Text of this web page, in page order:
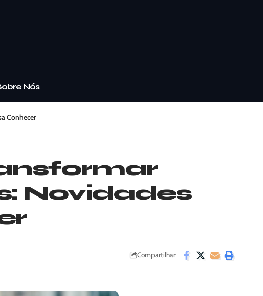
Nós
Conhecer
Novidades
Compartilhar